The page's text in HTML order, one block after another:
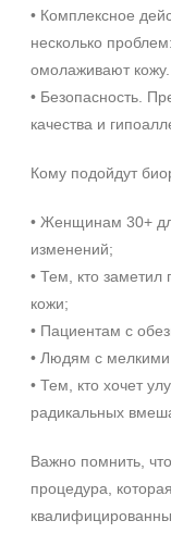
• Комплексное
несколько
омолаживают кожу.
• Безопасность.
качества и
Кому подойдут
• Женщинам 30+
изменений;
• Тем, кто заметил
кожи;
• Пациентам с
• Людям с
• Тем, кто хочет
радикальных
Важно помнить,
процедура,